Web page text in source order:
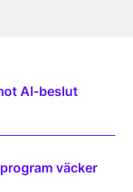
AI-beslut
väcker